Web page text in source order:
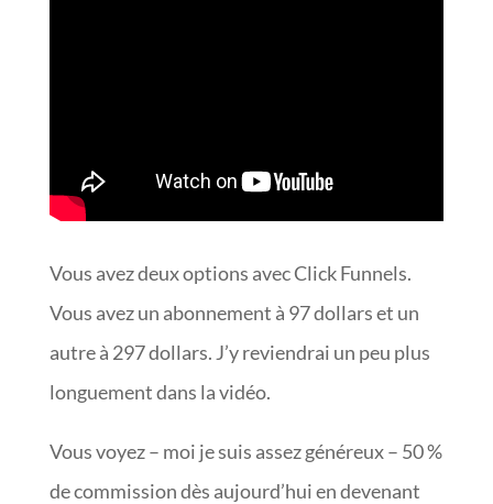
Vous avez deux options avec Click Funnels.
Vous avez un abonnement à 97 dollars et un
autre à 297 dollars. J’y reviendrai un peu plus
longuement dans la vidéo.
Vous voyez – moi je suis assez généreux – 50 %
de commission dès aujourd’hui en devenant